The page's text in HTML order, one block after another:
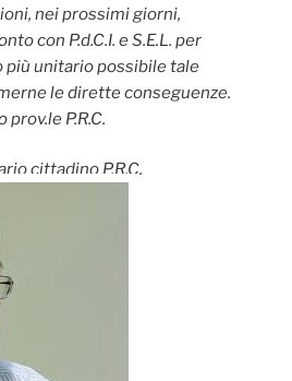
nei prossimi giorni,
con P.d.C.I. e S.E.L. per
più unitario possibile tale
le dirette conseguenze.
P.R.C.
cittadino P.R.C.